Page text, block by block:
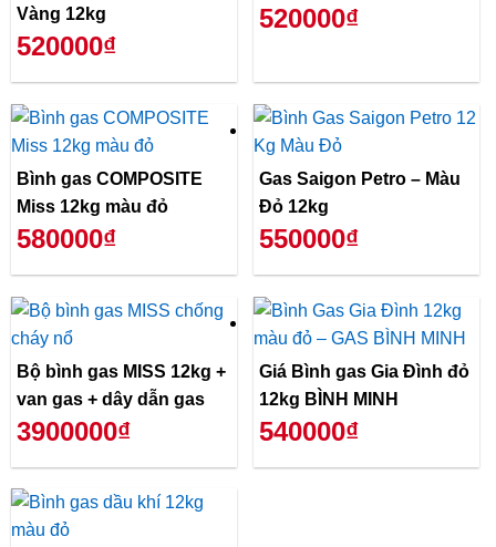
Vàng 12kg
520000₫
520000₫
Bình gas COMPOSITE
Miss 12kg màu đỏ
580000₫
Gas Saigon Petro – Màu
Đỏ 12kg
550000₫
Bộ bình gas MISS 12kg +
van gas + dây dẫn gas
3900000₫
Giá Bình gas Gia Đình đỏ
12kg BÌNH MINH
540000₫